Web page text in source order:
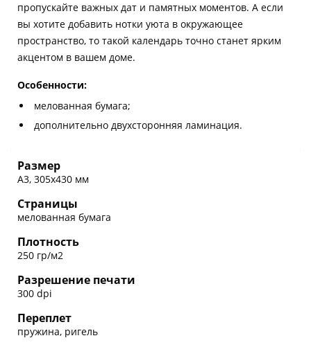
пропускайте важных дат и памятных моментов. А если
вы хотите добавить нотки уюта в окружающее
пространство, то такой календарь точно станет ярким
акцентом в вашем доме.
Особенности:
мелованная бумага;
дополнительно двухсторонняя ламинация.
Размер
А3, 305х430 мм
Страницы
мелованная бумага
Плотность
250 гр/м2
Разрешение печати
300 dpi
Переплет
пружина, ригель